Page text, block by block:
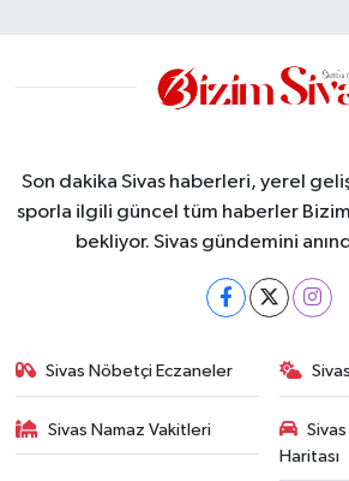
Son dakika Sivas haberleri, yerel
sporla ilgili güncel tüm haberler Bizim
bekliyor. Sivas gündemini
Sivas Nöbetçi Eczaneler
Sivas Namaz Vakitleri
Haritası